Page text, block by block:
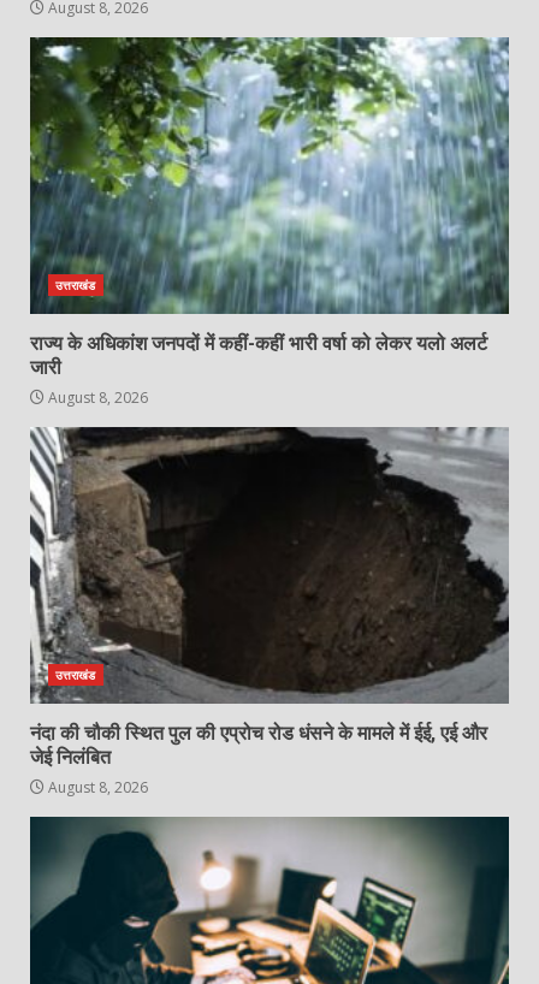
August 8, 2026
उत्तराखंड
राज्य के अधिकांश जनपदों में कहीं-कहीं भारी वर्षा को लेकर यलो अलर्ट
जारी
August 8, 2026
उत्तराखंड
नंदा की चौकी स्थित पुल की एप्रोच रोड धंसने के मामले में ईई, एई और
जेई निलंबित
August 8, 2026